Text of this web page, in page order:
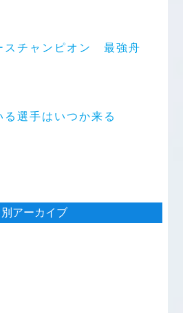
スチャンピオン 最強舟
選手はいつか来る
別アーカイブ